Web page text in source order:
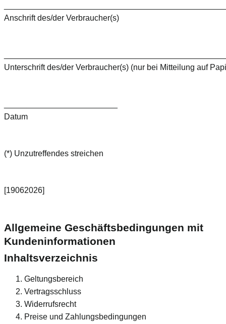
Anschrift des/der Verbraucher(s)
Unterschrift des/der Verbraucher(s) (nur bei Mitteilung auf
Datum
(*) Unzutreffendes streichen
[19062026]
Allgemeine Geschäftsbedingungen mit
Kundeninformationen
Inhaltsverzeichnis
Geltungsbereich
Vertragsschluss
Widerrufsrecht
Preise und Zahlungsbedingungen